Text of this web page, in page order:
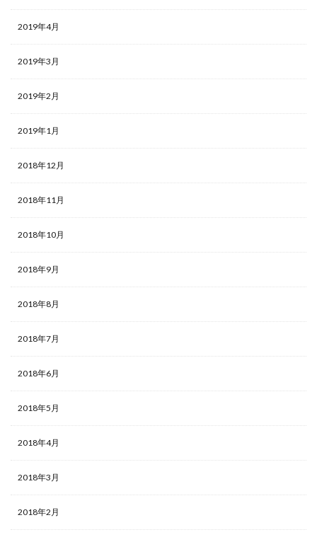
2019年4月
2019年3月
2019年2月
2019年1月
2018年12月
2018年11月
2018年10月
2018年9月
2018年8月
2018年7月
2018年6月
2018年5月
2018年4月
2018年3月
2018年2月